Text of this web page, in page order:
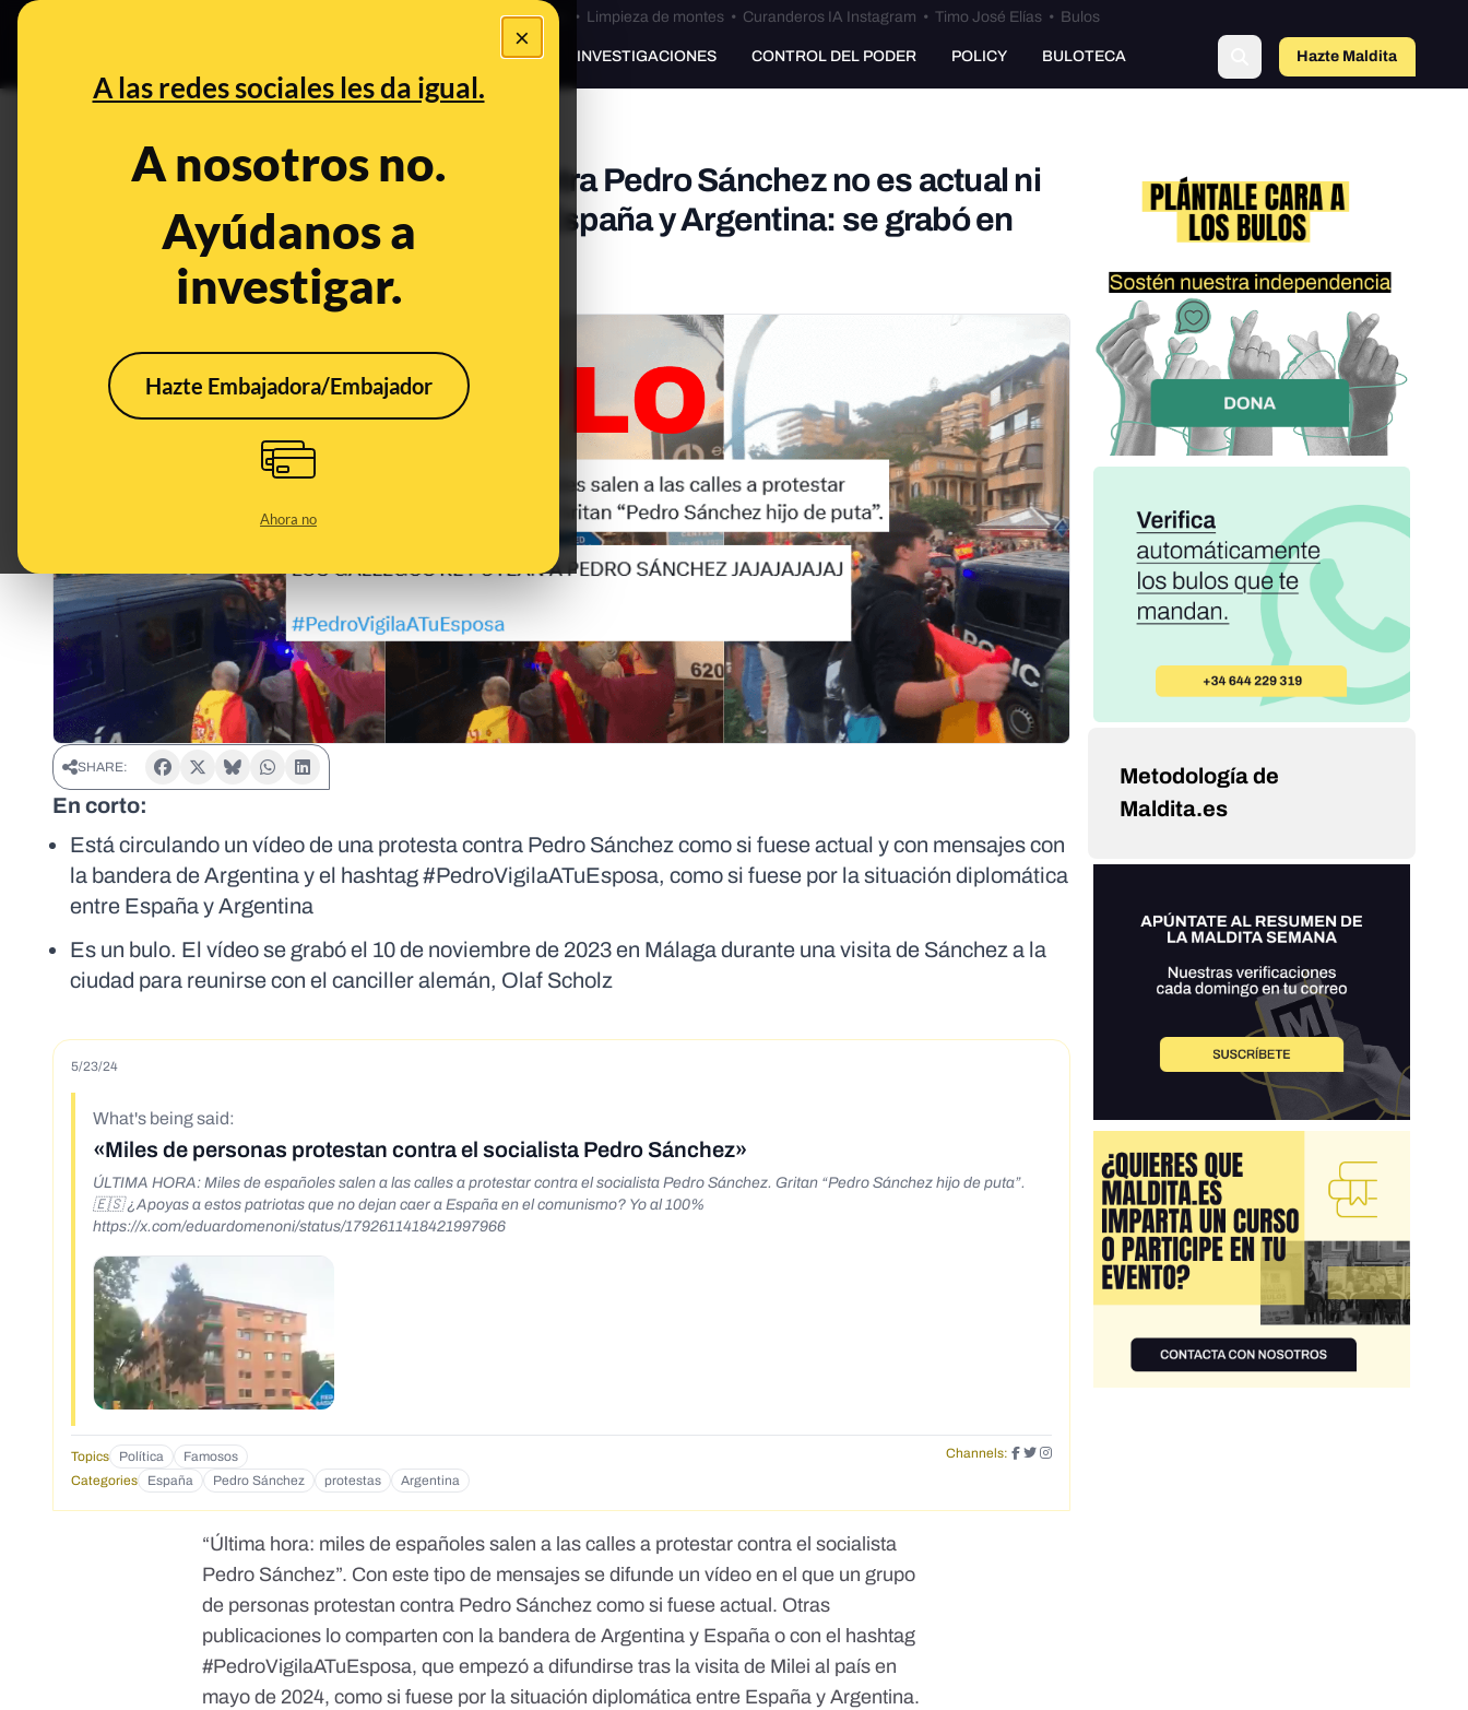
×
A las redes sociales les da igual.
A nosotros no.
Ayúdanos a
investigar.
Hazte Embajadora/Embajador
Ahora no
Bulos Ceuta • Limpieza de montes• Curanderos IA Instagram • Timo José Elías• Bulos
PREBUNKING INVESTIGACIONES CONTROL DEL PODER POLICY BULOTECA Hazte Maldito
No, este vídeo de una protesta contra Pedro Sánchez no es actual ni
por la situación diplomática entre España y Argentina: se grabó en
noviembre de 2023
May 23, 2024, 12:17:56 PM
SHARE:
En corto:
Está circulando un vídeo de una protesta contra Pedro Sánchez como si fuese actual y con mensajes con
la bandera de Argentina y el hashtag #PedroVigilaATuEsposa, como si fuese por la situación diplomática
entre España y Argentina
Es un bulo. El vídeo se grabó el 10 de noviembre de 2023 en Málaga durante una visita de Sánchez a la
ciudad para reunirse con el canciller alemán, Olaf Scholz
5/23/24
What's being said:
«Miles de personas protestan contra el socialista Pedro Sánchez»
ÚLTIMA HORA: Miles de españoles salen a las calles a protestar contra el socialista Pedro Sánchez. Gritan “Pedro Sánchez hijo de puta”.
🇪🇸 ¿Apoyas a estos patriotas que no dejan caer a España en el comunismo? Yo al 100%
https://x.com/eduardomenoni/status/1792611418421997966
Topics Política Famosos
Channels:
Categories
España Pedro Sánchez protestas Argentina
“Última hora: miles de españoles salen a las calles a protestar contra el socialista
Pedro Sánchez”. Coneste tipo de mensajes se difunde un vídeo en el que un grupo
de personas protestan contra Pedro Sánchez como si fuese actual. Otras
publicaciones lo comparten con la bandera de Argentina y España o con el hashtag
#PedroVigilaATuEsposa, que empezó a difundirse tras la visita de Milei al país en
mayo de 2024, como si fuese por la situación diplomática entre España y Argentina.
Metodología de
Maldita.es